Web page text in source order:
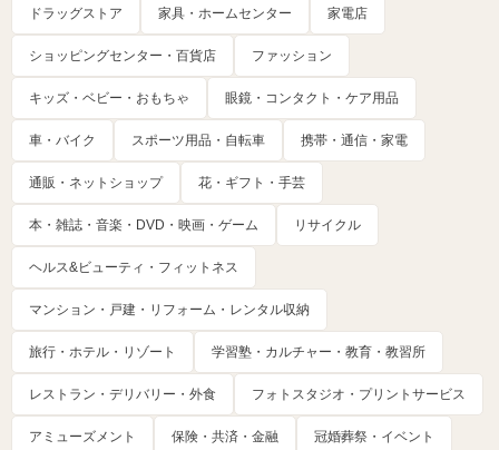
ドラッグストア 家具・ホームセンター 家電店
ショッピングセンター・百貨店 ファッション
キッズ・ベビー・おもちゃ 眼鏡・コンタクト・ケア用品
車・バイク スポーツ用品・自転車 携帯・通信・家電
通販・ネットショップ 花・ギフト・手芸
本・雑誌・音楽・DVD・映画・ゲーム リサイクル
ヘルス&ビューティ・フィットネス
マンション・戸建・リフォーム・レンタル収納
旅行・ホテル・リゾート 学習塾・カルチャー・教育・教習所
レストラン・デリバリー・外食 フォトスタジオ・プリントサービス
アミューズメント 保険・共済・金融 冠婚葬祭・イベント